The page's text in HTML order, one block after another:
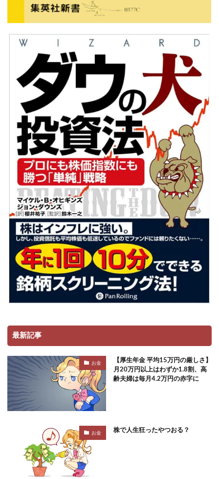
最新記事
お金
【厚生年金 平均15万円の厳しさ】
月20万円以上はわずか1.8割、高
齢夫婦は毎月4.2万円の赤字に
お金 株で人生狂ったやつおる？